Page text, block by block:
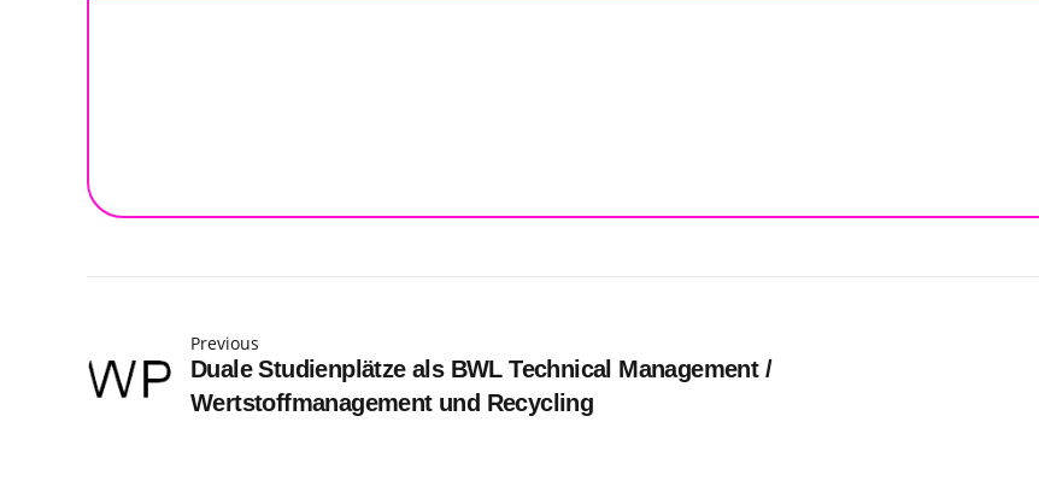
Previous
Duale Studienplätze als BWL Technical Management /
Wertstoffmanagement und Recycling